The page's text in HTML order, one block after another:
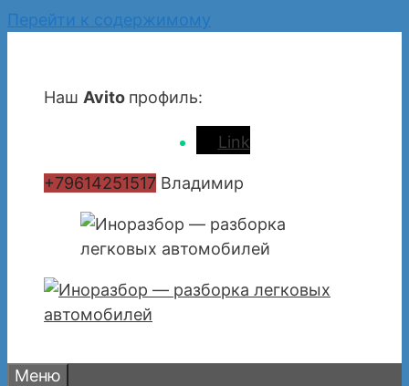
Перейти к содержимому
Наш Avito профиль:
Link
+79614251517 Владимир
Меню